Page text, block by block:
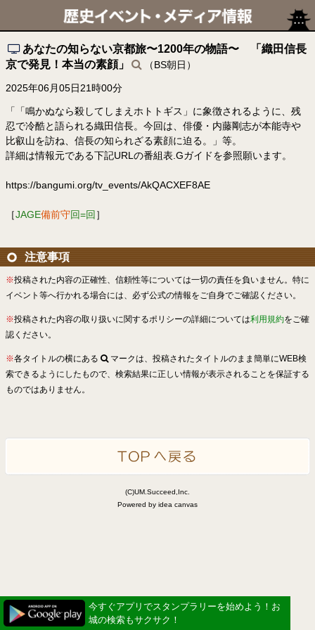
あなたの知らない京都旅〜1200年の物語〜 「織田信長
京で発見！本当の素顔」
（BS朝日）
2025年06月05日21時00分
「「鳴かぬなら殺してしまえホトトギス」に象徴されるように、残
忍で冷酷と語られる織田信長。今回は、俳優・内藤剛志が本能寺や
比叡山を訪ね、信長の知られざる素顔に迫る。」等。
詳細は情報元である下記URLの番組表.Gガイドを参照願います。
https://bangumi.org/tv_events/AkQACXEF8AE
［JAGE備前守回=回 ］
注意事項
※投稿された内容の正確性、信頼性等については一切の責任を負いません。特に
イベント等へ行かれる場合には、必ず公式の情報をご自身でご確認ください。
※投稿された内容の取り扱いに関するポリシーの詳細については利用規約をご確
認ください。
※各タイトルの横にある
マークは、投稿されたタイトルのまま簡単にWEB検
索できるようにしたもので、検索結果に正しい情報が表示されることを保証する
ものではありません。
(C)UM.Succeed,Inc.
Powered by idea canvas
今すぐアプリでスタンプラリーを始めよう！お
城の検索もサクサク！